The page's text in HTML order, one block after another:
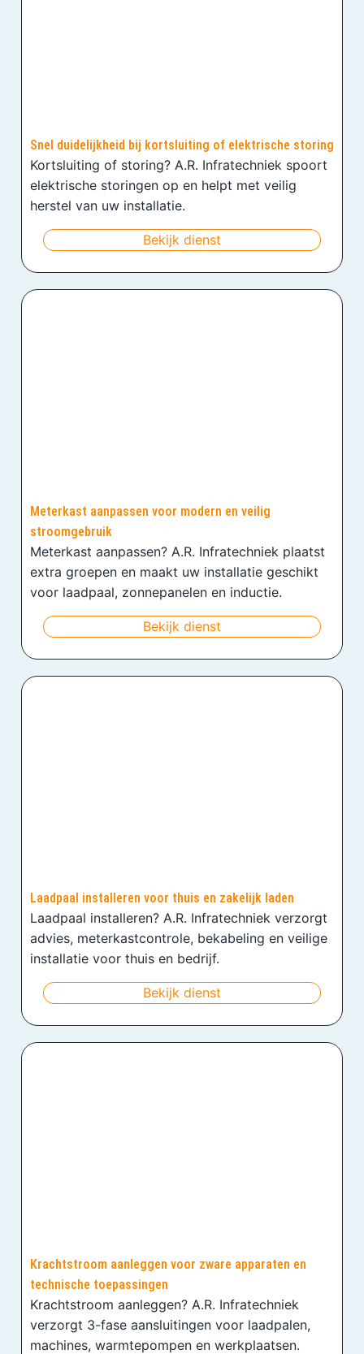
Snel duidelijkheid bij kortsluiting of elektrische storing
Kortsluiting of storing? A.R. Infratechniek spoort
elektrische storingen op en helpt met veilig
herstel van uw installatie.
Bekijk dienst
Meterkast aanpassen voor modern en veilig
stroomgebruik
Meterkast aanpassen? A.R. Infratechniek plaatst
extra groepen en maakt uw installatie geschikt
voor laadpaal, zonnepanelen en inductie.
Bekijk dienst
Laadpaal installeren voor thuis en zakelijk laden
Laadpaal installeren? A.R. Infratechniek verzorgt
advies, meterkastcontrole, bekabeling en veilige
installatie voor thuis en bedrijf.
Bekijk dienst
Krachtstroom aanleggen voor zware apparaten en
technische toepassingen
Krachtstroom aanleggen? A.R. Infratechniek
verzorgt 3-fase aansluitingen voor laadpalen,
machines, warmtepompen en werkplaatsen.